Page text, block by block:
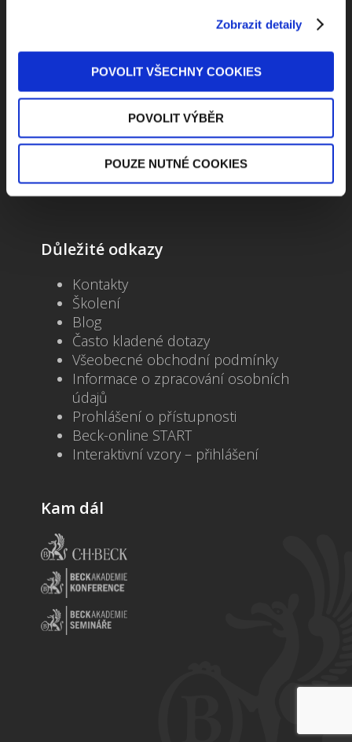
Zobrazit detaily
POVOLIT VŠECHNY COOKIES
POVOLIT VÝBĚR
POUZE NUTNÉ COOKIES
Kontaktuje nás
Jungmannova 34, 110 00 Praha
+420 733 661 882
beck-online@beck.cz
Důležité odkazy
Kontakty
Školení
Blog
Často kladené dotazy
Všeobecné obchodní podmínky
Informace o zpracování osobních
údajů
Prohlášení o přístupnosti
Beck-online START
Interaktivní vzory – přihlášení
Kam dál